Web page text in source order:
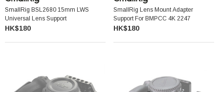
SmallRig BSL2680 15mm LWS
Universal Lens Support
HK$180
SmallRig Lens Mount Adapter
Support For BMPCC 4K 2247
HK$180